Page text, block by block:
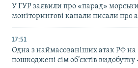
У ГУР заявили про «парад»
моніторингові канали писали про
17:51
Одна з наймасованіших атак РФ на
пошкоджені сім об’єктів